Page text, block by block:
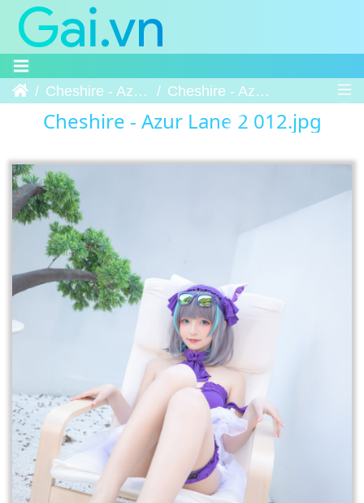
Trang chủCheshire - Azur Lane 2 Cheshire - Azur Lane 2 012
Cheshire - Azur Lane 2 012.jpg